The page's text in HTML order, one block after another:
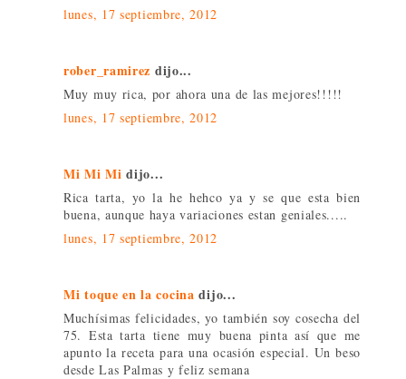
lunes, 17 septiembre, 2012
rober_ramirez dijo...
Muy muy rica, por ahora una de las mejores!!!!!
lunes, 17 septiembre, 2012
Mi Mi Mi dijo...
Rica tarta, yo la he hehco ya y se que esta bien
buena, aunque haya variaciones estan geniales.....
lunes, 17 septiembre, 2012
Mi toque en la cocina dijo...
Muchísimas felicidades, yo también soy cosecha del
75. Esta tarta tiene muy buena pinta así que me
apunto la receta para una ocasión especial. Un beso
desde Las Palmas y feliz semana